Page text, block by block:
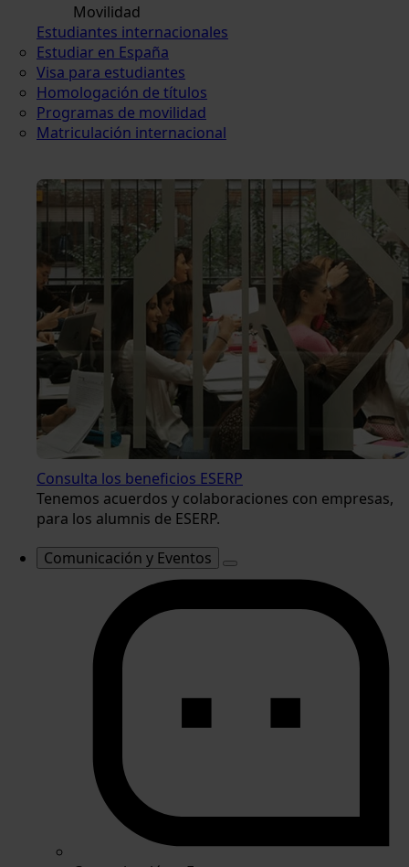
Movilidad
Estudiantes internacionales
Estudiar en España
Visa para estudiantes
Homologación de títulos
Programas de movilidad
Matriculación internacional
Consulta los beneficios ESERP
Tenemos acuerdos y colaboraciones con empresas,
para los alumnis de ESERP.
Comunicación y Eventos